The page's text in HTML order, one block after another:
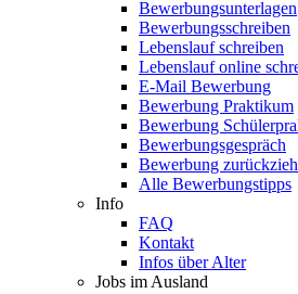
Bewerbungsunterlagen
Bewerbungsschreiben
Lebenslauf schreiben
Lebenslauf online
E-Mail Bewerbung
Bewerbung Praktikum
Bewerbung
Bewerbungsgespräch
Bewerbung
Alle Bewerbungstipps
Info
FAQ
Kontakt
Infos über Alter
Jobs im Ausland